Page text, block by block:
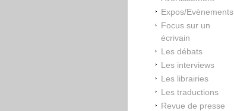
Expos/Evènements
Focus sur un
écrivain
Les débats
Les interviews
Les librairies
Les traductions
Revue de presse